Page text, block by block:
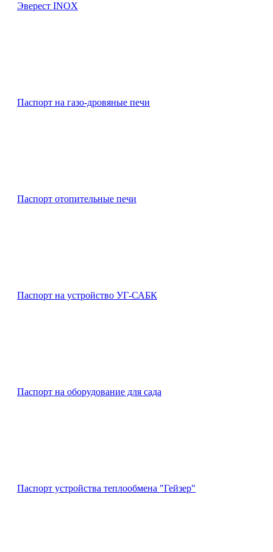
Эверест INOX
Паспорт на газо-дровяные печи
Паспорт отопительные печи
Паспорт на устройство УГ-САБК
Паспорт на оборудование для сада
Паспорт устройства теплообмена "Гейзер"